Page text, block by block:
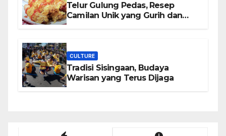
Telur Gulung Pedas, Resep
Camilan Unik yang Gurih dan
CULTURE
Tradisi Sisingaan, Budaya
Warisan yang Terus Dijaga